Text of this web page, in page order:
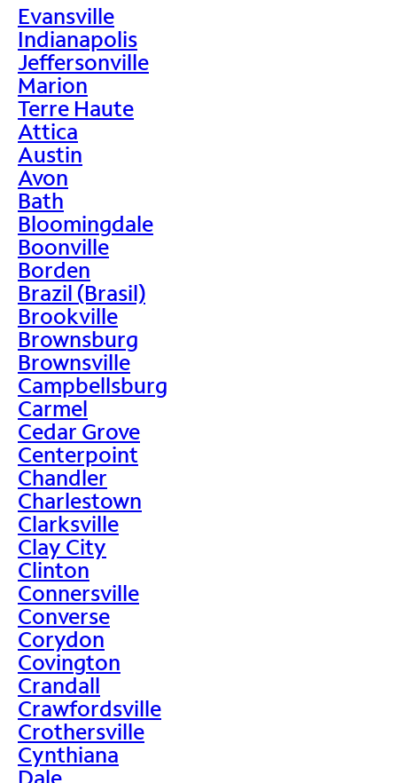
Evansville
Indianapolis
Jeffersonville
Marion
Terre Haute
Attica
Austin
Avon
Bath
Bloomingdale
Boonville
Borden
Brazil (Brasil)
Brookville
Brownsburg
Brownsville
Campbellsburg
Carmel
Cedar Grove
Centerpoint
Chandler
Charlestown
Clarksville
Clay City
Clinton
Connersville
Converse
Corydon
Covington
Crandall
Crawfordsville
Crothersville
Cynthiana
Dale